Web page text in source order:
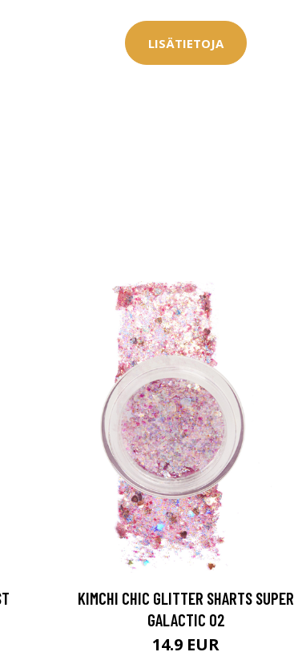
LISÄTIETOJA
KIMCHI CHIC GLITTER SHARTS SUPER
GALACTIC 02
14.9 EUR